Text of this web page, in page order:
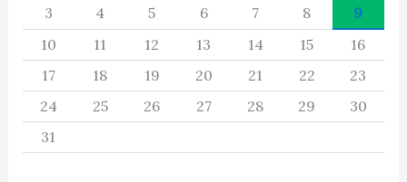
3
4 5 6 7 8
9
10
11 12 13 14 15
16
17
18 19 20 21 22
23
24
25 26 27 28 29
30
31